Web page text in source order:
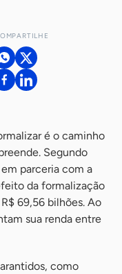
é o caminho
Segundo
parceria com a
da formalização
69,56 bilhões. Ao
sua renda entre
como